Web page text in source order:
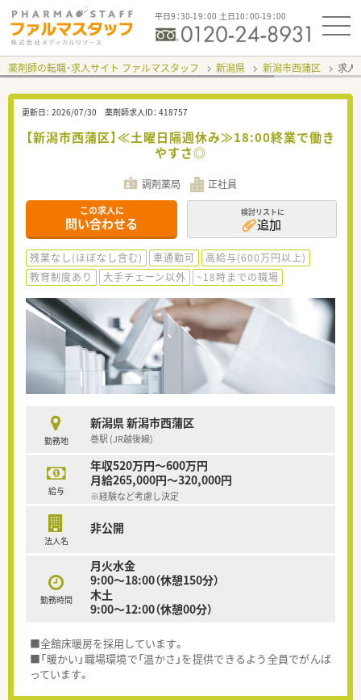
平日9：30-19：00 土日10：00-19：00
薬剤師の転職・求人サイト ファルマスタッフ 新潟県 新潟市西蒲区 求人
更新日： 2026/07/30 薬剤師求人ID： 418757
【新潟市西蒲区】≪土曜日隔週休み≫18:00終業で働き
やすさ◎
調剤薬局 正社員
この求人に
問い合わせる
検討リストに
追加
残業なし(ほぼなし含む) 車通勤可
高給与(600万円以上)
教育制度あり
大手チェーン以外 ~18時までの職場
勤務地
新潟県 新潟市西蒲区
巻駅 (JR越後線)
給与
年収520万円～600万円
月給265,000円～320,000円
※経験など考慮し決定
法人名
非公開
勤務時間
月火水金
9:00〜18:00（休憩150分）
木土
9:00〜12:00（休憩00分）
■全館床暖房を採用しています。
■「暖かい」職場環境で「温かさ」を提供できるよう全員でがんば
っています。